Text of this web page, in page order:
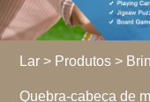
Lar > Produtos >
Quebra-cabeça de